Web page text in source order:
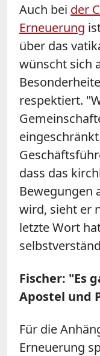
Auch bei der
Erneuerung
über das
wünscht sich
respektiert.
dass das
Bewegungen
wird, sieht er
letzte Wort
Fischer: "Es
Apostel und
Für die
Erneuerung